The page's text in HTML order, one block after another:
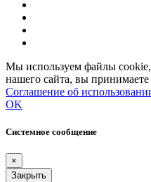
Мы используем файлы
нашего сайта, вы принимаете
Соглашение об
OK
Системное сообщение
×
Закрыть